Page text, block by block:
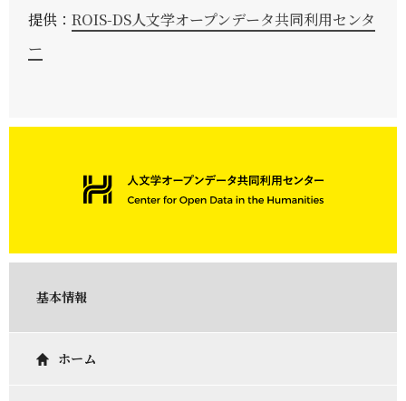
提供：ROIS-DS人文学オープンデータ共同利用センタ
ー
基本情報
ホーム